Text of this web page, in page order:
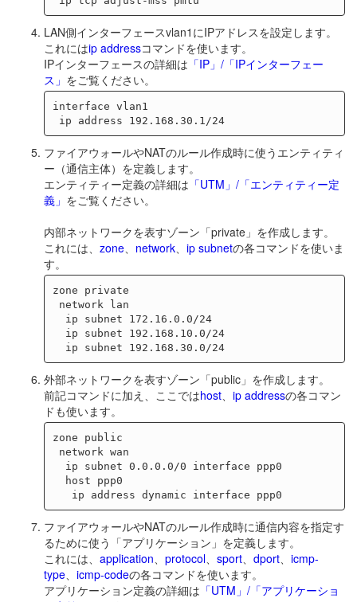
LAN側インターフェースvlan1にIPアドレスを設定します。
これにはip addressコマンドを使います。
IPインターフェースの詳細は 「IP」/「IPインターフェー
ス」 をご覧ください。
interface vlan1
ip address 192.168.30.1/24
ファイアウォールやNATのルール作成時に使うエンティティ
ー（通信主体）を定義します。
エンティティー定義の詳細は 「UTM」/「エンティティー定
義」 をご覧ください。
内部ネットワークを表すゾーン「private」を作成します。
これには、 zone、 network、 ip subnetの各コマンドを使いま
す。
zone private
  ip subnet 192.168.30.0/24
外部ネットワークを表すゾーン「public」を作成します。
前記コマンドに加え、ここではhost、 ip addressの各コマン
ドも使います。
zone public
ファイアウォールやNATのルール作成時に通信内容を指定す
るために使う「アプリケーション」を定義します。
これには、 application、 protocol、 sport、 dport、 icmp-
type、 icmp-codeの各コマンドを使います。
アプリケーション定義の詳細は 「UTM」/「アプリケーショ